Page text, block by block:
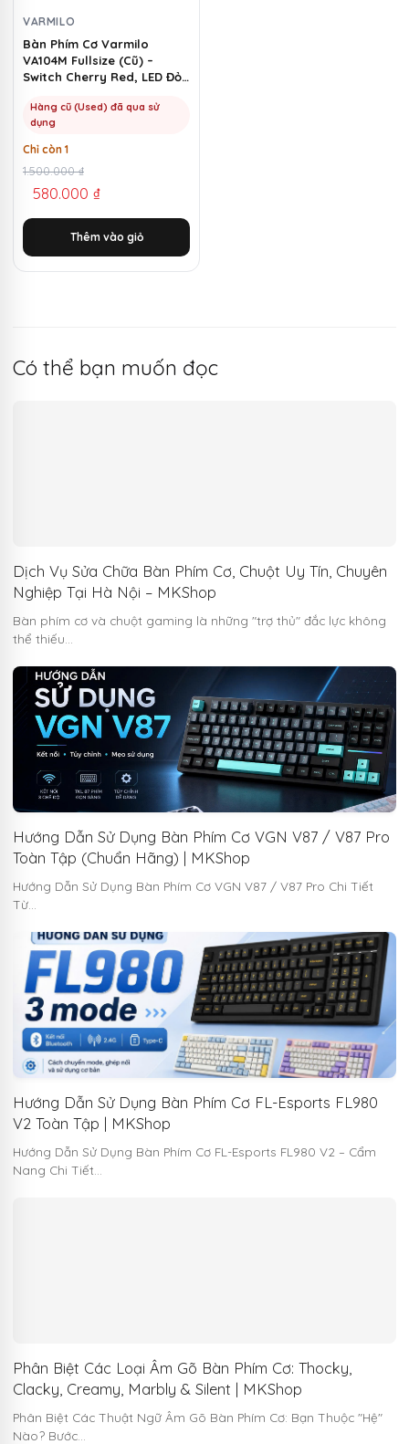
VARMILO
Bàn Phím Cơ Varmilo
VA104M Fullsize (Cũ) –
Switch Cherry Red, LED Đỏ |
Hàng cũ (Used) đã qua sử
dụng
Chỉ còn 1
1.500.000₫
Giá
gốc
là:
1.500.000 ₫.
580.000 ₫
Giá
hiện
tại
là:
580.000 ₫.
Thêm vào giỏ
Có thể bạn muốn đọc
Dịch Vụ Sửa Chữa Bàn Phím Cơ, Chuột Uy Tín, Chuyên
Nghiệp Tại Hà Nội – MKShop
Bàn phím cơ và chuột gaming là những "trợ thủ" đắc lực không
thể thiếu…
Hướng Dẫn Sử Dụng Bàn Phím Cơ VGN V87 / V87 Pro
Toàn Tập (Chuẩn Hãng) | MKShop
Hướng Dẫn Sử Dụng Bàn Phím Cơ VGN V87 / V87 Pro Chi Tiết
Từ…
Hướng Dẫn Sử Dụng Bàn Phím Cơ FL-Esports FL980
V2 Toàn Tập | MKShop
Hướng Dẫn Sử Dụng Bàn Phím Cơ FL-Esports FL980 V2 – Cẩm
Nang Chi Tiết…
Phân Biệt Các Loại Âm Gõ Bàn Phím Cơ: Thocky,
Clacky, Creamy, Marbly & Silent | MKShop
Phân Biệt Các Thuật Ngữ Âm Gõ Bàn Phím Cơ: Bạn Thuộc "Hệ"
Nào? Bước…